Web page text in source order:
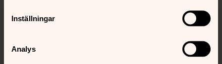
Inställningar
Analys
Akut samtals- och krisstöd. Prata eller chatta anonymt